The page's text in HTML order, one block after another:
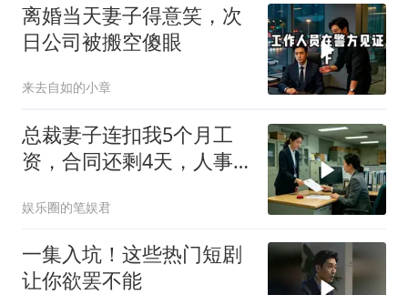
离婚当天妻子得意笑，次
日公司被搬空傻眼
来去自如的小章
总裁妻子连扣我5个月工
资，合同还剩4天，人事
娱乐圈的笔娱君
一集入坑！这些热门短剧
让你欲罢不能